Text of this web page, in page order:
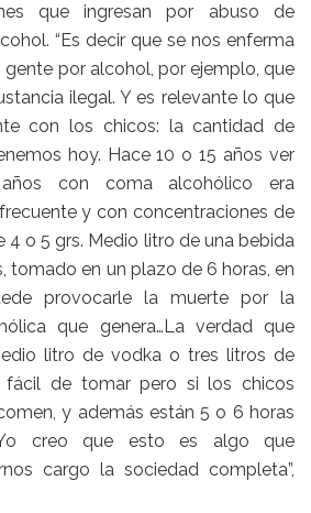
que ingresan por abuso de
“Es decir que se nos enferma
por alcohol, por ejemplo, que
ilegal. Y es relevante lo que
con los chicos: la cantidad de
hoy. Hace 10 o 15 años ver
con coma alcohólico era
y con concentraciones de
4 o 5 grs. Medio litro de una bebida
tomado en un plazo de 6 horas, en
provocarle la muerte por la
que genera…La verdad que
litro de vodka o tres litros de
fácil de tomar pero si los chicos
y además están 5 o 6 horas
creo que esto es algo que
cargo la sociedad completa”,